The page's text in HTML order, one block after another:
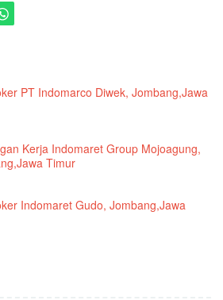
PT Indomarco Diwek, Jombang,Jawa
Kerja Indomaret Group Mojoagung,
Timur
Indomaret Gudo, Jombang,Jawa